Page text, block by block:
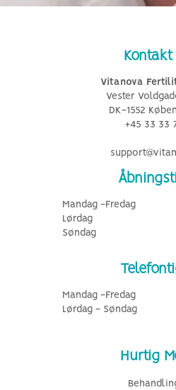
Kontakt
Vitanova
Vester
DK-1552
+45 33 33
Mandag -Fredag
Lørdag
Søndag
Mandag -Fredag
Lørdag - Søndag
Hurtig